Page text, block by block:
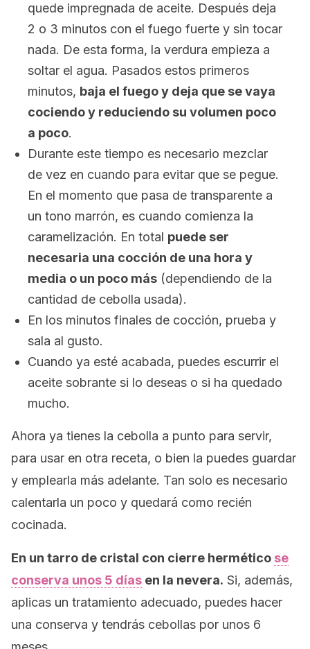
quede impregnada de aceite. Después deja
2 o 3 minutos con el fuego fuerte y sin tocar
nada. De esta forma, la verdura empieza a
soltar el agua. Pasados estos primeros
minutos, baja el fuego y deja que se vaya
cociendo y reduciendo su volumen poco
a poco.
Durante este tiempo es necesario mezclar
de vez en cuando para evitar que se pegue.
En el momento que pasa de transparente a
un tono marrón, es cuando comienza la
caramelización. En total puede ser
necesaria una cocción de una hora y
media o un poco más (dependiendo de la
cantidad de cebolla usada).
En los minutos finales de cocción, prueba y
sala al gusto.
Cuando ya esté acabada, puedes escurrir el
aceite sobrante si lo deseas o si ha quedado
mucho.
Ahora ya tienes la cebolla a punto para servir,
para usar en otra receta, o bien la puedes guardar
y emplearla más adelante. Tan solo es necesario
calentarla un poco y quedará como recién
cocinada.
En un tarro de cristal con cierre hermético se
conserva unos 5 días en la nevera. Si, además,
aplicas un tratamiento adecuado, puedes hacer
una conserva y tendrás cebollas por unos 6